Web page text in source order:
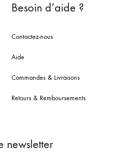
Besoin d’aide ?
Contactez-nous
Aide
Commandes & Livraisons
Retours & Remboursements
newsletter